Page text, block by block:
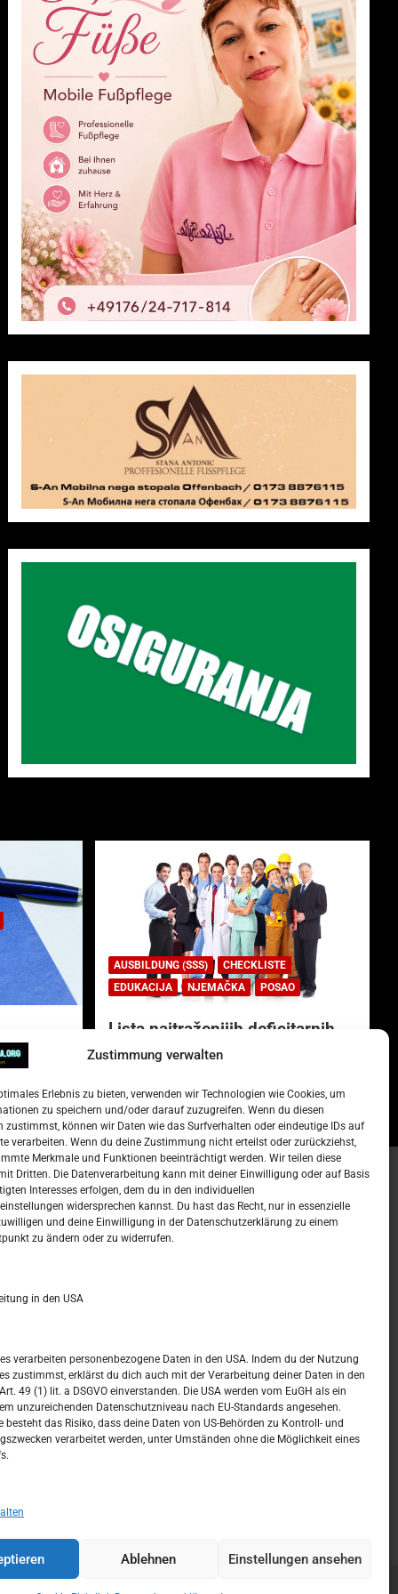
Zustimmung verwalten
Erlebnis zu bieten, verwenden wir Technologien wie Cookies, um
zu speichern und/oder darauf zuzugreifen. Wenn du diesen
zustimmst, können wir Daten wie das Surfverhalten oder eindeutige IDs auf
verarbeiten. Wenn du deine Zustimmung nicht erteilst oder zurückziehst,
Merkmale und Funktionen beeinträchtigt werden. Wir teilen diese
Dritten. Die Datenverarbeitung kann mit deiner Einwilligung oder auf Basis
Interesses erfolgen, dem du in den individuellen
widersprechen kannst. Du hast das Recht, nur in essenzielle
und deine Einwilligung in der Datenschutzerklärung zu einem
zu ändern oder zu widerrufen.
in den USA
verarbeiten personenbezogene Daten in den USA. Indem du der Nutzung
zustimmst, erklärst du dich auch mit der Verarbeitung deiner Daten in den
49 (1) lit. a DSGVO einverstanden. Die USA werden vom EuGH als ein
unzureichenden Datenschutzniveau nach EU-Standards angesehen.
besteht das Risiko, dass deine Daten von US-Behörden zu Kontroll- und
verarbeitet werden, unter Umständen ohne die Möglichkeit eines
Ablehnen Einstellungen ansehen
AUSBILDUNG (SSS)
CHECKLISTE
EDUKACIJA
NJEMAČKA POSAO
Lista najtraženijih deficitarnih
zanimanja u Njemačkoj.
–
Kalendar
9 10 11 12 13 14 15
16 17 18 19 20 21
23 24 25 26 27 28 29